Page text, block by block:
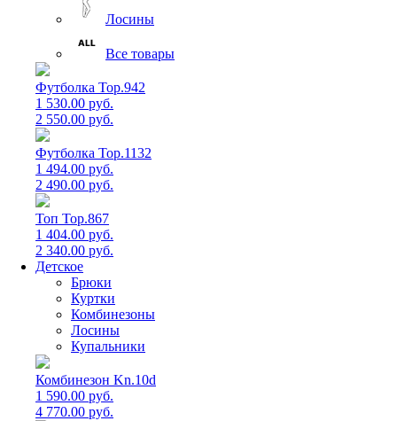
Лосины
Все товары
Футболка Top.942
1 530.00 руб.
2 550.00 руб.
Футболка Top.1132
1 494.00 руб.
2 490.00 руб.
Топ Top.867
1 404.00 руб.
2 340.00 руб.
Детское
Брюки
Куртки
Комбинезоны
Лосины
Купальники
Комбинезон Kn.10d
1 590.00 руб.
4 770.00 руб.